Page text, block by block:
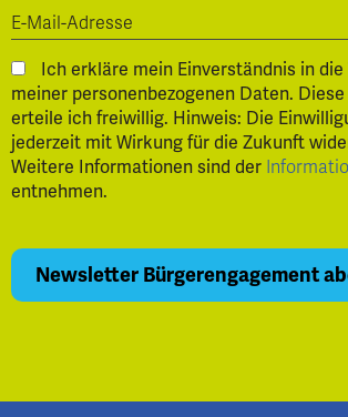
Ich erkläre mein Einverständnis in
meiner personenbezogenen Daten.
erteile ich freiwillig. Hinweis: Die
jederzeit mit Wirkung für die Zukunft
Weitere Informationen sind der
entnehmen.